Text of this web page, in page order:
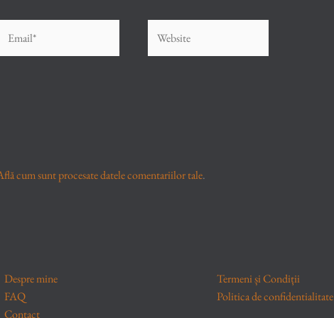
cum sunt procesate datele comentariilor tale.
Despre mine
FAQ
Contact
Termeni și Condiții
Politica de confidentialitate